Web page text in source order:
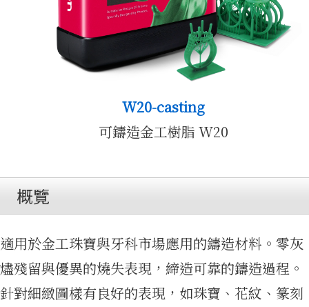
公司簡
介
W20-casting
可鑄造金工樹脂 W20
概覽
適用於金工珠寶與牙科市場應用的鑄造材料。零灰
燼殘留與優異的燒失表現，締造可靠的鑄造過程。
針對細緻圖樣有良好的表現，如珠寶、花紋、篆刻